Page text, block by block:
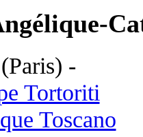
-
Tortoriti
Toscano